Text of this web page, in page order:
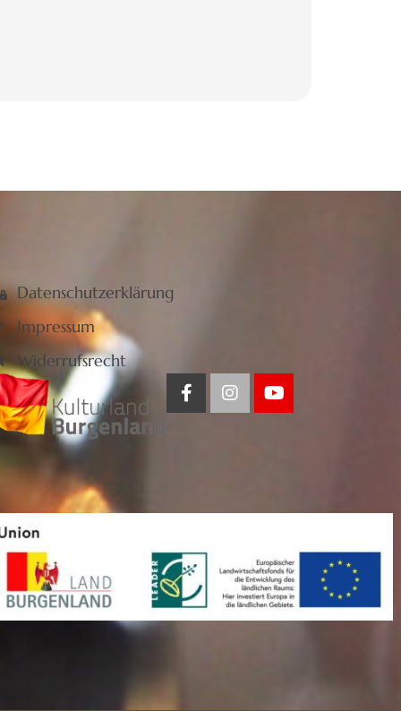
Datenschutzerklärung
Impressum
Widerrufsrecht